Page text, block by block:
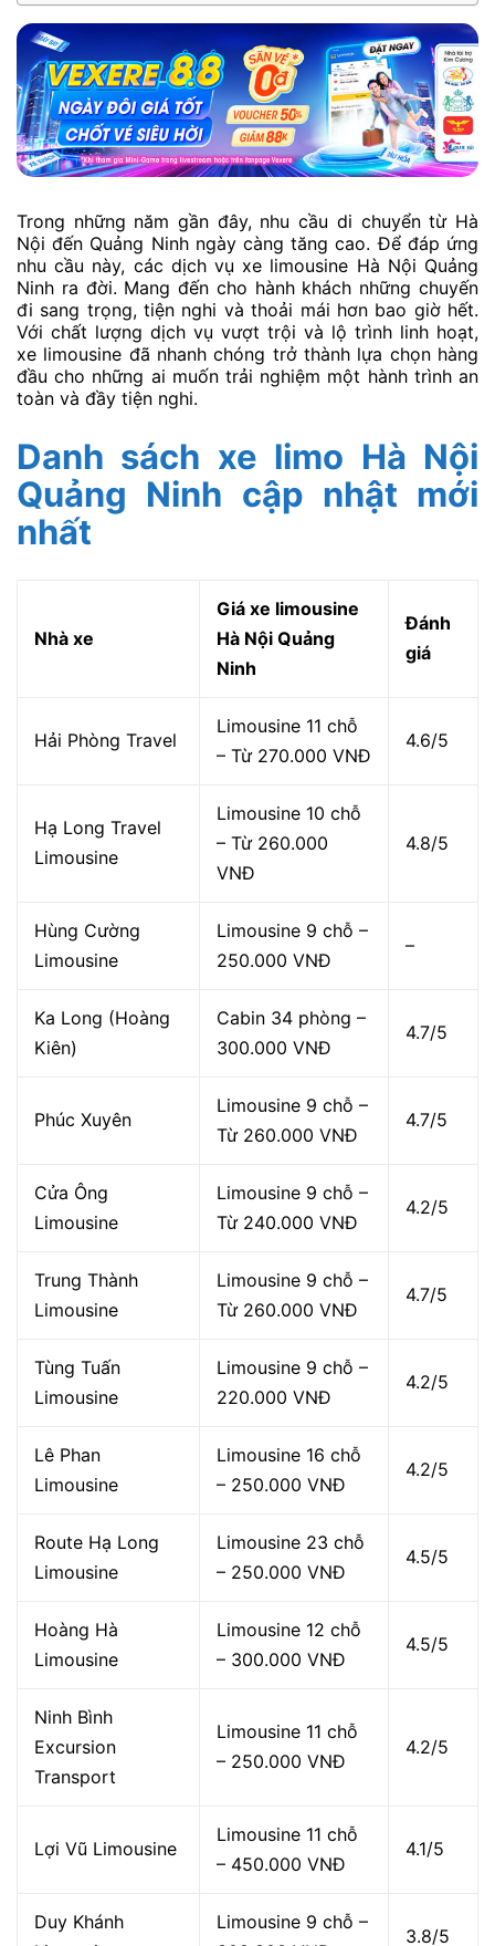
Trong những năm gần đây, nhu cầu di chuyển từ Hà
Nội đến Quảng Ninh ngày càng tăng cao. Để đáp ứng
nhu cầu này, các dịch vụ xe limousine Hà Nội Quảng
Ninh ra đời. Mang đến cho hành khách những chuyến
đi sang trọng, tiện nghi và thoải mái hơn bao giờ hết.
Với chất lượng dịch vụ vượt trội và lộ trình linh hoạt,
xe limousine đã nhanh chóng trở thành lựa chọn hàng
đầu cho những ai muốn trải nghiệm một hành trình an
toàn và đầy tiện nghi.
Danh sách xe limo Hà Nội
Quảng Ninh cập nhật mới
nhất
Nhà xe
Giá xe limousine
Hà Nội Quảng
Ninh
Đánh
giá
Hải Phòng Travel
Limousine 11 chỗ
– Từ 270.000 VNĐ
4.6/5
Hạ Long Travel
Limousine
Limousine 10 chỗ
– Từ 260.000
VNĐ
4.8/5
Hùng Cường
Limousine
Limousine 9 chỗ –
250.000 VNĐ
–
Ka Long (Hoàng
Kiên)
Cabin 34 phòng –
300.000 VNĐ
4.7/5
Phúc Xuyên
Limousine 9 chỗ –
Từ 260.000 VNĐ
4.7/5
Cửa Ông
Limousine
Limousine 9 chỗ –
Từ 240.000 VNĐ
4.2/5
Trung Thành
Limousine
Limousine 9 chỗ –
Từ 260.000 VNĐ
4.7/5
Tùng Tuấn
Limousine
Limousine 9 chỗ –
220.000 VNĐ
4.2/5
Lê Phan
Limousine
Limousine 16 chỗ
– 250.000 VNĐ
4.2/5
Route Hạ Long
Limousine
Limousine 23 chỗ
– 250.000 VNĐ
4.5/5
Hoàng Hà
Limousine
Limousine 12 chỗ
– 300.000 VNĐ
4.5/5
Ninh Bình
Excursion
Transport
Limousine 11 chỗ
– 250.000 VNĐ
4.2/5
Lợi Vũ Limousine
Limousine 11 chỗ
– 450.000 VNĐ
4.1/5
Duy Khánh
Limousine 9 chỗ –
3.8/5